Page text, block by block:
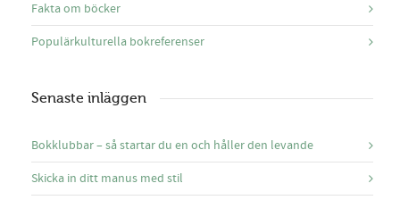
Fakta om böcker
Populärkulturella bokreferenser
Senaste inläggen
Bokklubbar – så startar du en och håller den levande
Skicka in ditt manus med stil